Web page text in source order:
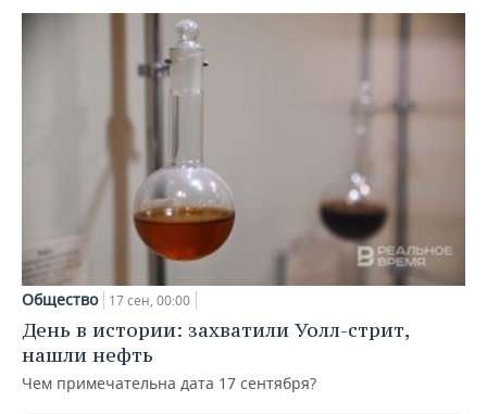
Общество 17 сен, 00:00
День в истории: захватили Уолл-стрит,
нашли нефть
Чем примечательна дата 17 сентября?